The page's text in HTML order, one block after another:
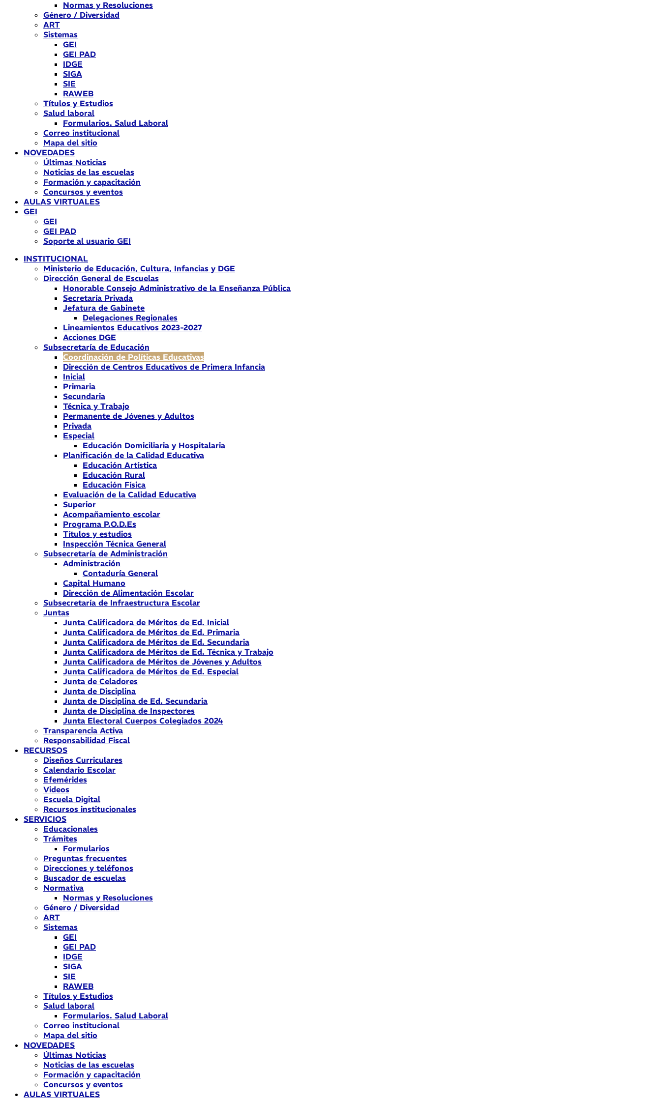
Normas y Resoluciones
Género / Diversidad
ART
Sistemas
GEI
GEI PAD
IDGE
SIGA
SIE
RAWEB
Títulos y Estudios
Salud laboral
Formularios. Salud Laboral
Correo institucional
Mapa del sitio
NOVEDADES
Últimas Noticias
Noticias de las escuelas
Formación y capacitación
Concursos y eventos
AULAS VIRTUALES
GEI
GEI
GEI PAD
Soporte al usuario GEI
INSTITUCIONAL
Ministerio de Educación, Cultura, Infancias y DGE
Dirección General de Escuelas
Honorable Consejo Administrativo de la Enseñanza Pública
Secretaría Privada
Jefatura de Gabinete
Delegaciones Regionales
Lineamientos Educativos 2023-2027
Acciones DGE
Subsecretaría de Educación
Coordinación de Políticas Educativas
Dirección de Centros Educativos de Primera Infancia
Inicial
Primaria
Secundaria
Técnica y Trabajo
Permanente de Jóvenes y Adultos
Privada
Especial
Educación Domiciliaria y Hospitalaria
Planificación de la Calidad Educativa
Educación Artística
Educación Rural
Educación Física
Evaluación de la Calidad Educativa
Superior
Acompañamiento escolar
Programa P.O.D.Es
Títulos y estudios
Inspección Técnica General
Subsecretaría de Administración
Administración
Contaduría General
Capital Humano
Dirección de Alimentación Escolar
Subsecretaría de Infraestructura Escolar
Juntas
Junta Calificadora de Méritos de Ed. Inicial
Junta Calificadora de Méritos de Ed. Primaria
Junta Calificadora de Méritos de Ed. Secundaria
Junta Calificadora de Méritos de Ed. Técnica y Trabajo
Junta Calificadora de Méritos de Jóvenes y Adultos
Junta Calificadora de Méritos de Ed. Especial
Junta de Celadores
Junta de Disciplina
Junta de Disciplina de Ed. Secundaria
Junta de Disciplina de Inspectores
Junta Electoral Cuerpos Colegiados 2024
Transparencia Activa
Responsabilidad Fiscal
RECURSOS
Diseños Curriculares
Calendario Escolar
Efemérides
Videos
Escuela Digital
Recursos institucionales
SERVICIOS
Educacionales
Trámites
Formularios
Preguntas frecuentes
Direcciones y teléfonos
Buscador de escuelas
Normativa
Normas y Resoluciones
Género / Diversidad
ART
Sistemas
GEI
GEI PAD
IDGE
SIGA
SIE
RAWEB
Títulos y Estudios
Salud laboral
Formularios. Salud Laboral
Correo institucional
Mapa del sitio
NOVEDADES
Últimas Noticias
Noticias de las escuelas
Formación y capacitación
Concursos y eventos
AULAS VIRTUALES